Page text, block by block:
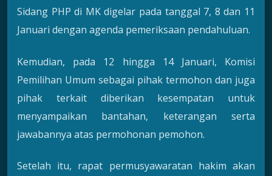
Sidang PHP di MK digelar pada tanggal 7, 8 dan 11
Januari dengan agenda pemeriksaan pendahuluan.
Kemudian, pada 12 hingga 14 Januari, Komisi
Pemilihan Umum sebagai pihak termohon dan juga
pihak terkait diberikan kesempatan untuk
menyampaikan bantahan, keterangan serta
jawabannya atas permohonan pemohon.
Setelah itu, rapat permusyawaratan hakim akan